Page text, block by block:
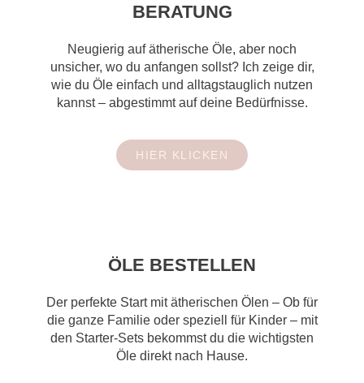
BERATUNG
Neugierig auf ätherische Öle, aber noch
unsicher, wo du anfangen sollst? Ich zeige dir,
wie du Öle einfach und alltagstauglich nutzen
kannst – abgestimmt auf deine Bedürfnisse.
HIER KLICKEN
ÖLE BESTELLEN
Der perfekte Start mit ätherischen Ölen – Ob für
die ganze Familie oder speziell für Kinder – mit
den Starter-Sets bekommst du die wichtigsten
Öle direkt nach Hause.